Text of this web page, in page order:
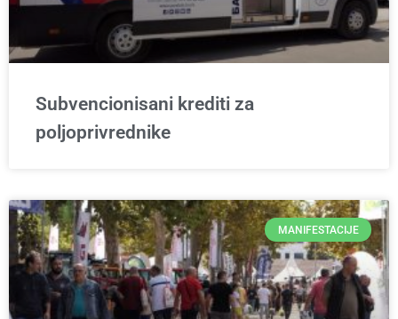
Subvencionisani krediti za
poljoprivrednike
MANIFESTACIJE